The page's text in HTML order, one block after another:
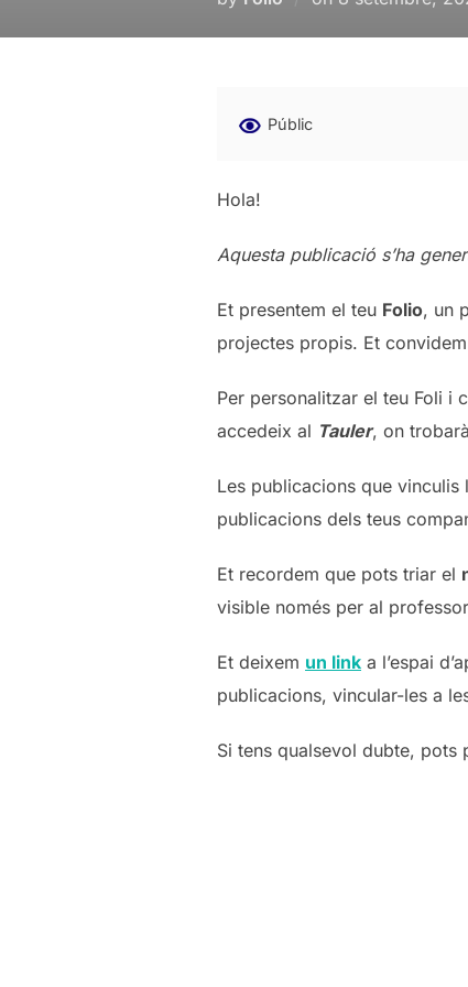
Públic
Hola!
Aquesta publicació s’ha
Et presentem el teu Folio, un
projectes propis. Et
Per personalitzar el teu Foli i
accedeix al Tauler, on
Les publicacions que vinculis
publicacions dels teus
Et recordem que pots triar el
visible només per al
Et deixem un link a l’espai
publicacions, vincular-les a
Si tens qualsevol dubte, pots